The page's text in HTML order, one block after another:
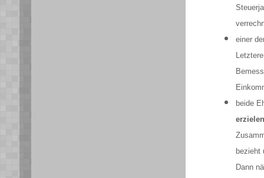
einer
beide
erzielen
bezieht
Dann